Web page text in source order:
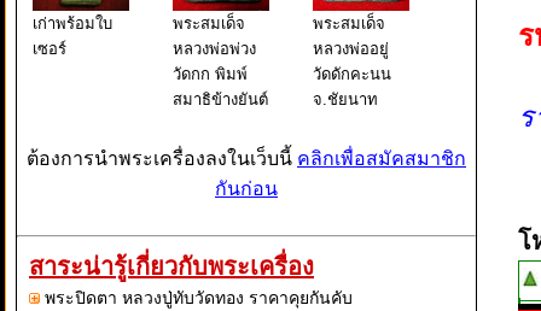
เก่าพร้อมใบ
เซอร์
พระสมเด็จ
หลวงพ่อพ่วง
วัดกก พิมพ์
สมาธิข้างยันต์
ปี 2473
พระสมเด็จ
หลวงพ่ออยู่
วัดดักคะนน
จ.ชัยนาท
ต้องการนำพระเครื่องลงในเว็บนี้ คลิกเพื่อสมัคสมาชิก
กันก่อน
สาระน่ารู้เกี่ยวกับพระเครื่อง
พระปิดตา หลวงปู่ทับวัดทอง ราคาคุยกันคับ
โ